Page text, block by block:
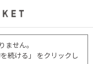
せん。
続ける」 をクリックし